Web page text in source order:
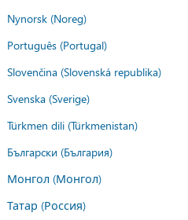
Nynorsk (Noreg)
Português (Portugal)
Slovenčina (Slovenská republika)
Svenska (Sverige)
Türkmen dili (Türkmenistan)
Български (България)
Монгол (Монгол)
Татар (Россия)